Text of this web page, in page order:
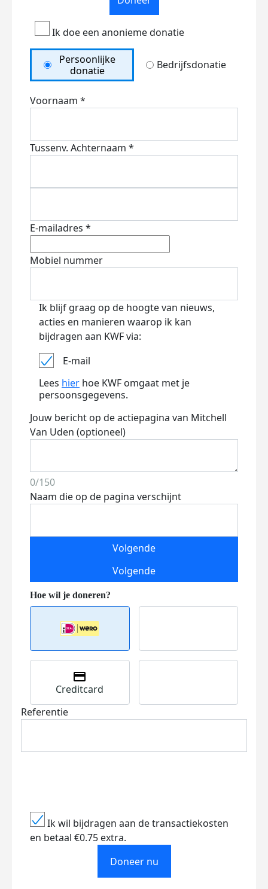
Ik doe een anonieme donatie
Persoonlijke
donatie
Bedrijfsdonatie
Voornaam *
Tussenv. Achternaam *
E-mailadres *
Mobiel nummer
Ik blijf graag op de hoogte van nieuws,
acties en manieren waarop ik kan
bijdragen aan KWF via:
E-mail
Lees hier hoe KWF omgaat met je
persoonsgegevens.
Jouw bericht op de actiepagina van Mitchell
Van Uden (optioneel)
0/150
Naam die op de pagina verschijnt
Volgende
Volgende
Creditcard
Referentie
Ik wil bijdragen aan de transactiekosten
en betaal €0.75 extra.
Doneer nu